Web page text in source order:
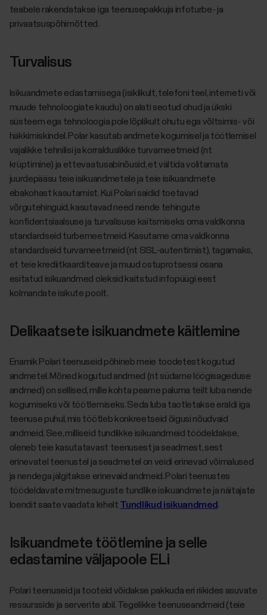
teabele rakendatakse iga teenusepakkuja infoturbe- ja
privaatsuspõhimõtted.
Turvalisus
Isikuandmete edastamisega (isiklikult, telefoni teel, interneti või
muude tehnoloogiate kaudu) on alati seotud ohud ja ükski
süsteem ega tehnoloogia pole lõplikult ohutu ega võltsimis- või
häkkimiskindel. Polar kasutab andmete kogumisel ja töötlemisel
vajalikke tehnilisi ja korralduslikke turvameetmeid (nt
krüptimine) ja ettevaatusabinõusid, et vältida volitamata
juurdepääsu teie isikuandmetele ja teie isikuandmete
ebakohast kasutamist. Kui Polari saidid toetavad
võrgutehinguid, kasutavad need nende tehingute
konfidentsiaalsuse ja turvalisuse kaitsmiseks oma valdkonna
standardseid turbemeetmeid. Kasutame oma valdkonna
standardseid turvameetmeid (nt SSL-autentimist), tagamaks,
et teie krediitkaarditeave ja muud ostuprotsessi osana
esitatud isikuandmed oleksid kaitstud infopüügi eest
kolmandate isikute poolt.
Delikaatsete isikuandmete käitlemine
Enamik Polari teenuseid põhineb meie toodetest kogutud
andmetel. Mõned kogutud andmed (nt südame löögisageduse
andmed) on sellised, mille kohta peame paluma teilt luba nende
kogumiseks või töötlemiseks. Seda luba taotletakse eraldi iga
teenuse puhul, mis töötleb konkreetseid õigusi nõudvaid
andmeid. See, milliseid tundlikke isikuandmeid töödeldakse,
oleneb teie kasutatavast teenusest ja seadmest, sest
erinevatel teenustel ja seadmetel on veidi erinevad võimalused
ja nendega jälgitakse erinevaid andmeid. Polari teenustes
töödeldavate mitmesuguste tundlike isikuandmete ja näitajate
loendit saate vaadata lehelt Tundlikud isikuandmed.
Isikuandmete töötlemine ja selle
edastamine väljapoole ELi
Polari teenuseid ja tooteid võidakse pakkuda eri riikides asuvate
ressursside ja serverite abil. Tegelikke teenuseandmeid (teie